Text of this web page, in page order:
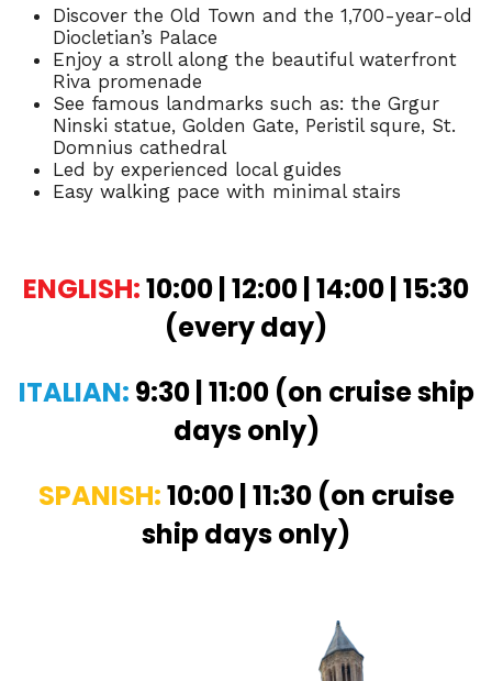
Discover the Old Town and the 1,700-year-old
Diocletian’s Palace
Enjoy a stroll along the beautiful waterfront
Riva promenade
See famous landmarks such as: the Grgur
Ninski statue, Golden Gate, Peristil squre, St.
Domnius cathedral
Led by experienced local guides
Easy walking pace with minimal stairs
ENGLISH:10:00 |12:00 |14:00 |15:30
(every day)
ITALIAN: 9:30 |11:00 (on cruise ship
days only)
SPANISH:10:00 |11:30 (on cruise
ship days only)